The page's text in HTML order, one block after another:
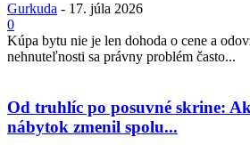
Gurkuda - 17. júla 2026
0
Kúpa bytu nie je len dohoda o cene a
nehnuteľnosti sa právny problém často...
Od truhlíc po posuvné skrine:
nábytok zmenil spolu...